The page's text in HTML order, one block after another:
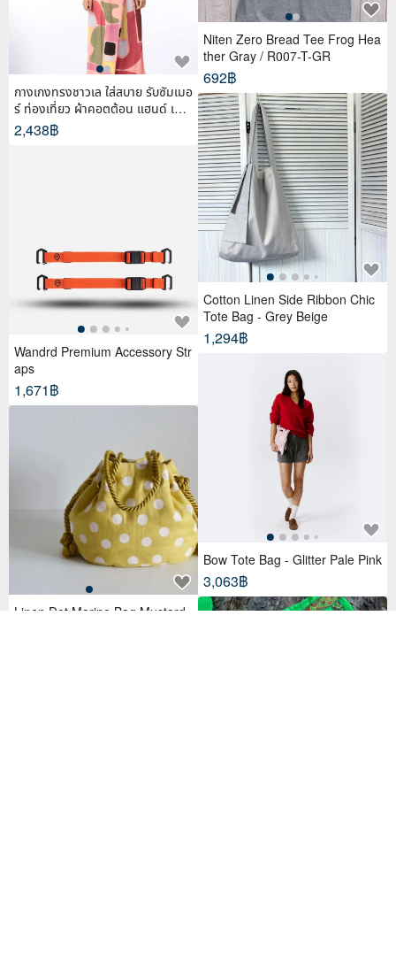
กางเกงทรงชาวเล ใส่สบาย รับซัมเมอ
ร์ ท่องเที่ยว ผ้าคอตต้อน แฮนด์ เพ้น
ท์
2,438฿
Wandrd Premium Accessory Str
aps
1,671฿
Linen Dot Marine Bag Mustard
Niten Zero Bread Tee Frog Hea
ther Gray / R007-T-GR
692฿
Cotton Linen Side Ribbon Chic
Tote Bag - Grey Beige
1,294฿
Bow Tote Bag - Glitter Pale Pink
3,063฿